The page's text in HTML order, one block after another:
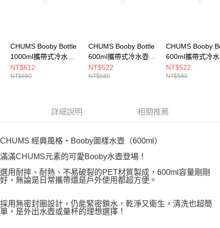
CHUMS Booby Bottle
1000ml攜帶式冷水壺
橘/淺藍
CH622125D027
NT$612
NT$680
CHUMS Booby Bottle
600ml攜帶式冷水壺
橘/萊姆
CH622124D026
NT$522
NT$580
CHUMS Booby
600ml攜帶式冷
明/淺藍色
CH622124W111
NT$522
NT$580
詳細說明 相關推薦
CHUMS 經典風格・Booby圖樣水壺（600ml）
滿滿CHUMS元素的可愛Booby水壺登場！
選用耐摔、耐熱、不易破裂的PET材質製成，600ml容量剛剛
好，無論是日常攜帶還是戶外使用都超方便。
採用無密封圈設計，仍能緊密鎖水，乾淨又衛生，清洗也超簡
單，是外出水壺或量杯的理想選擇！